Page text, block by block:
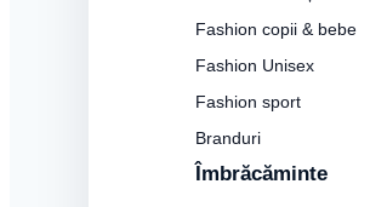
Fashion copii & bebe
Fashion Unisex
Fashion sport
Branduri
Îmbrăcăminte